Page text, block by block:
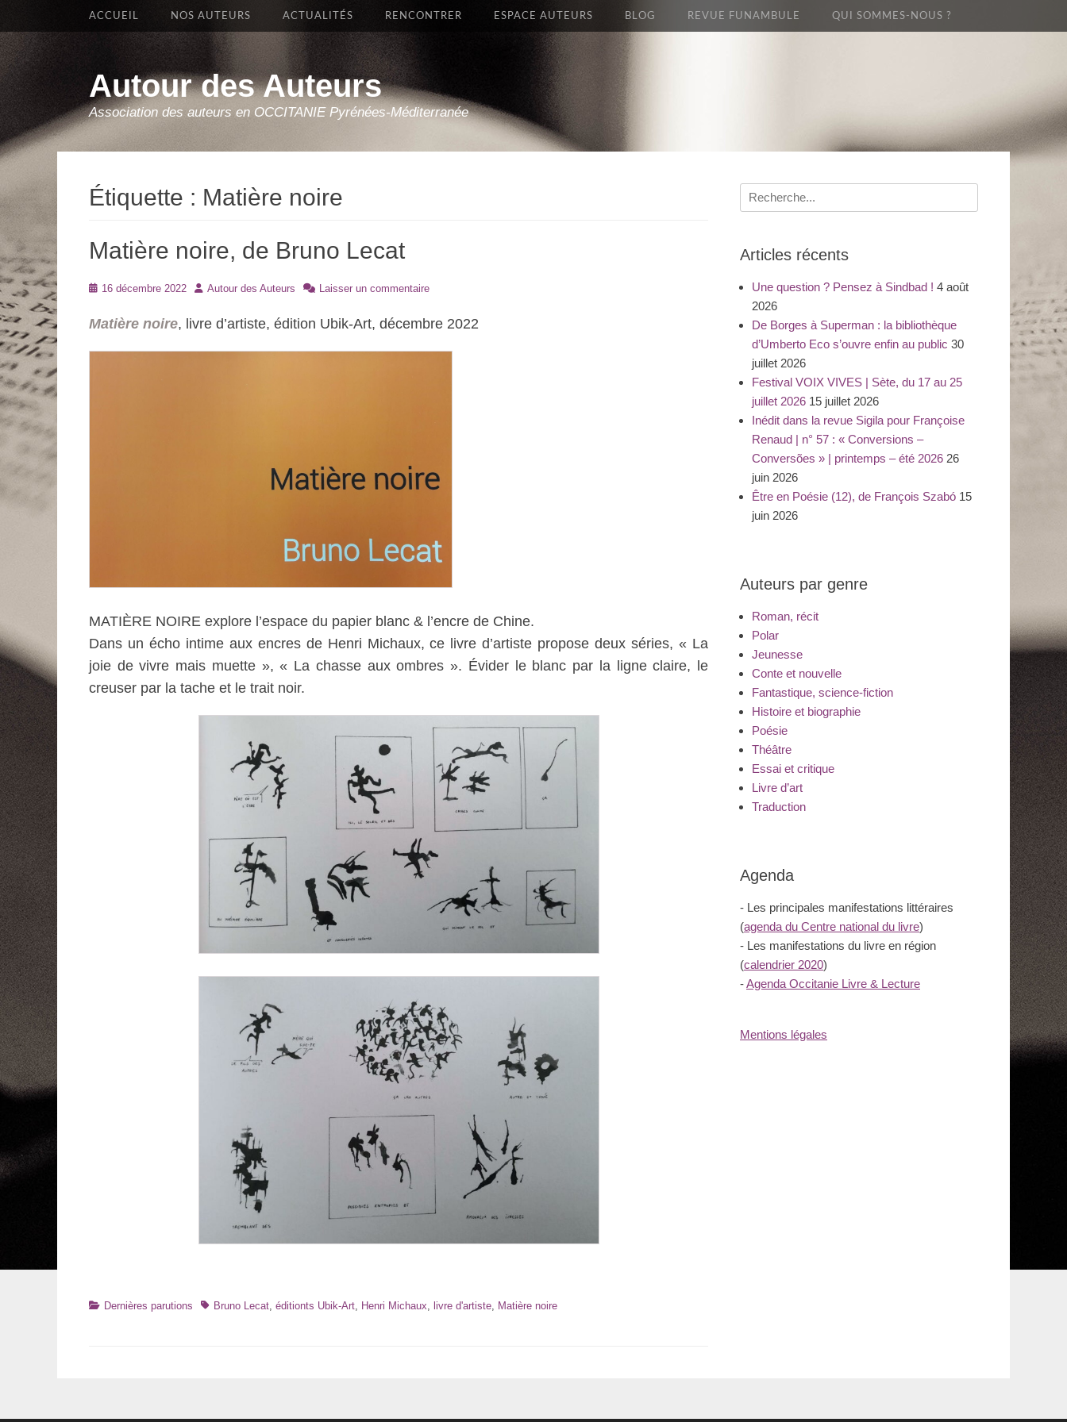
Autour des Auteurs
Association des auteurs en OCCITANIE Pyrénées-Méditerranée
Premier Menu
Aller
ACCUEIL NOS AUTEURS ACTUALITÉS RENCONTRER ESPACE AUTEURS BLOG REVUE FUNAMBULE QUI SOMMES-NOUS ?
Étiquette : Matière noire
Matière noire, de Bruno Lecat
Posté16 décembre 2022 Auteur
Autour des Auteurs Laisser un commentaire
Matière noire, livre d’artiste, édition Ubik-Art, décembre 2022
MATIÈRE NOIRE explore l’espace du papier blanc & l’encre de Chine.
Dans un écho intime aux encres de Henri Michaux, ce livre d’artiste propose deux séries, « La
joie de vivre mais muette », « La chasse aux ombres ». Évider le blanc par la ligne claire, le
creuser par la tache et le trait noir.
Catégories
Dernières parutions TagsBruno Lecat, éditionts Ubik-Art, Henri Michaux, livre d'artiste, Matière noire
Recherche
pour
Articles récents
Une question ? Pensez à Sindbad ! 4 août
2026
De Borges à Superman : la bibliothèque
d’Umberto Eco s’ouvre enfin au public 30
juillet 2026
Festival VOIX VIVES | Sète, du 17 au 25
juillet 2026 15 juillet 2026
Inédit dans la revue Sigila pour Françoise
Renaud | n° 57 : « Conversions –
Conversões » | printemps – été 2026 26
juin 2026
Être en Poésie (12), de François Szabó 15
juin 2026
Auteurs par genre
Roman, récit
Polar
Jeunesse
Conte et nouvelle
Fantastique, science-fiction
Histoire et biographie
Poésie
Théâtre
Essai et critique
Livre d’art
Traduction
Agenda
- Les principales manifestations littéraires
(agenda du Centre national du livre)
- Les manifestations du livre en région
(calendrier 2020)
-Agenda Occitanie Livre & Lecture
Mentions légales